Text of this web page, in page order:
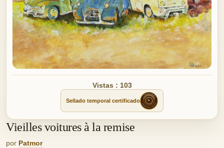
Vistas : 103
Sellado temporal certificado
Vieilles voitures à la remise
por Patmor